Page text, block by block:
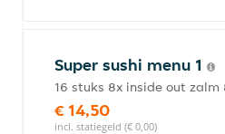
Super sushi menu 1
16 stuks 8x inside out
€ 14,50
incl. statiegeld (€ 0,00)